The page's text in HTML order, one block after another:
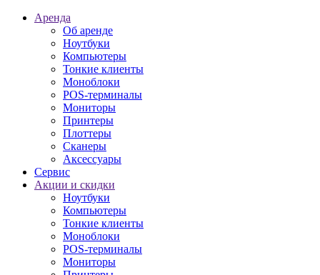
Аренда
Об аренде
Ноутбуки
Компьютеры
Тонкие клиенты
Моноблоки
POS-терминалы
Мониторы
Принтеры
Плоттеры
Сканеры
Аксессуары
Сервис
Акции и скидки
Ноутбуки
Компьютеры
Тонкие клиенты
Моноблоки
POS-терминалы
Мониторы